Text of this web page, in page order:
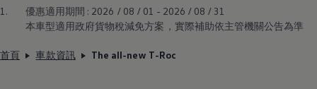
1.
優惠適用期間 : 2026 / 08 / 01 - 2026 / 08 / 31
本車型適用政府貨物稅減免方案，實際補助依主管機關公告為準
首頁 車款資訊 The all-new T-Roc